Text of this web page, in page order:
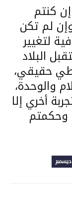
كنتم
لم تكن
لتغيير
البلاد
حقيقي،
والوحدة،
أخري إلا
وحكمتم